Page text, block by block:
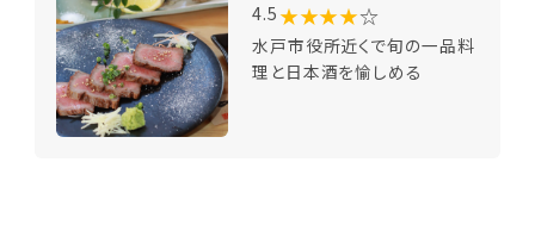
4.5 ★★★★☆
水戸市役所近くで旬の一品料
理と日本酒を愉しめる